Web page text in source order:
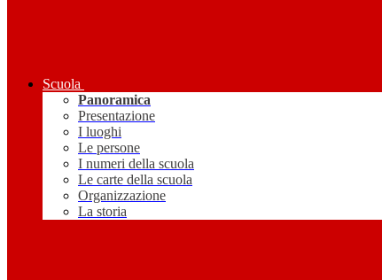
Scuola
Panoramica
Presentazione
I luoghi
Le persone
I numeri della scuola
Le carte della scuola
Organizzazione
La storia